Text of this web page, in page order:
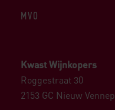
Kwast Wijnkopers
Roggestraat 30
2153 GC Nieuw Vennep
MVO